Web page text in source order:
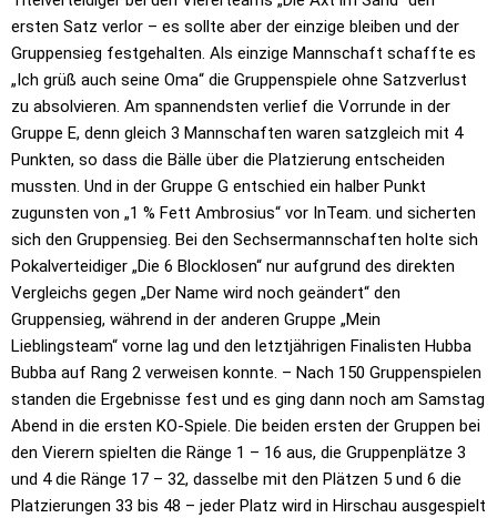
ersten Satz verlor – es sollte aber der einzige bleiben und der
Gruppensieg festgehalten. Als einzige Mannschaft schaffte es
„Ich grüß auch seine Oma“ die Gruppenspiele ohne Satzverlust
zu absolvieren. Am spannendsten verlief die Vorrunde in der
Gruppe E, denn gleich 3 Mannschaften waren satzgleich mit 4
Punkten, so dass die Bälle über die Platzierung entscheiden
mussten. Und in der Gruppe G entschied ein halber Punkt
zugunsten von „1 % Fett Ambrosius“ vor InTeam. und sicherten
sich den Gruppensieg. Bei den Sechsermannschaften holte sich
Pokalverteidiger „Die 6 Blocklosen“ nur aufgrund des direkten
Vergleichs gegen „Der Name wird noch geändert“ den
Gruppensieg, während in der anderen Gruppe „Mein
Lieblingsteam“ vorne lag und den letztjährigen Finalisten Hubba
Bubba auf Rang 2 verweisen konnte. – Nach 150 Gruppenspielen
standen die Ergebnisse fest und es ging dann noch am Samstag
Abend in die ersten KO-Spiele. Die beiden ersten der Gruppen bei
den Vierern spielten die Ränge 1 – 16 aus, die Gruppenplätze 3
und 4 die Ränge 17 – 32, dasselbe mit den Plätzen 5 und 6 die
Platzierungen 33 bis 48 – jeder Platz wird in Hirschau ausgespielt